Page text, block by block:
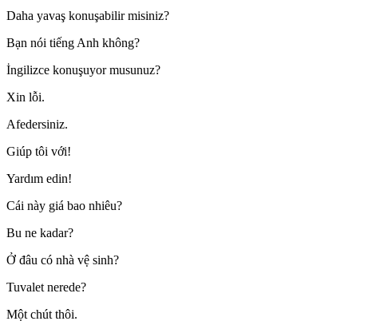
Daha yavaş konuşabilir misiniz?
Bạn nói tiếng Anh không?
İngilizce konuşuyor musunuz?
Xin lỗi.
Afedersiniz.
Giúp tôi với!
Yardım edin!
Cái này giá bao nhiêu?
Bu ne kadar?
Ở đâu có nhà vệ sinh?
Tuvalet nerede?
Một chút thôi.